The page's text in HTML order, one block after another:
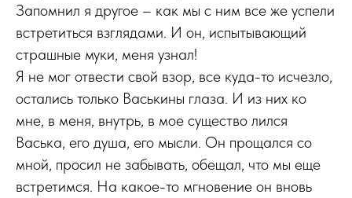
Запомнил я другое – как мы с ним все же успели
встретиться взглядами. И он, испытывающий
страшные муки, меня узнал!
Я не мог отвести свой взор, все куда-то исчезло,
остались только Васькины глаза. И из них ко
мне, в меня, внутрь, в мое существо лился
Васька, его душа, его мысли. Он прощался со
мной, просил не забывать, обещал, что мы еще
встретимся. На какое-то мгновение он вновь